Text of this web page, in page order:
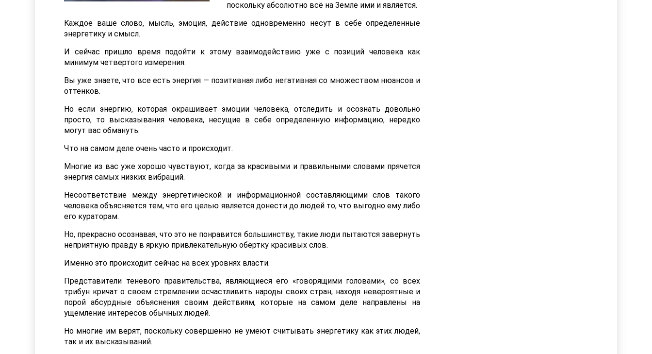
поскольку абсолютно всё на Земле ими и является.
Каждое ваше слово, мысль, эмоция, действие одновременно несут в себе определенные
энергетику и смысл.
И сейчас пришло время подойти к этому взаимодействию уже с позиций человека как
минимум четвертого измерения.
Вы уже знаете, что все есть энергия — позитивная либо негативная со множеством нюансов и
оттенков.
Но если энергию, которая окрашивает эмоции человека, отследить и осознать довольно
просто, то высказывания человека, несущие в себе определенную информацию, нередко
могут вас обмануть.
Что на самом деле очень часто и происходит.
Многие из вас уже хорошо чувствуют, когда за красивыми и правильными словами прячется
энергия самых низких вибраций.
Несоответствие между энергетической и информационной составляющими слов такого
человека объясняется тем, что его целью является донести до людей то, что выгодно ему либо
его кураторам.
Но, прекрасно осознавая, что это не понравится большинству, такие люди пытаются завернуть
неприятную правду в яркую привлекательную обертку красивых слов.
Именно это происходит сейчас на всех уровнях власти.
Представители теневого правительства, являющиеся его «говорящими головами», со всех
трибун кричат о своем стремлении осчастливить народы своих стран, находя невероятные и
порой абсурдные объяснения своим действиям, которые на самом деле направлены на
ущемление интересов обычных людей.
Но многие им верят, поскольку совершенно не умеют считывать энергетику как этих людей,
так и их высказываний.